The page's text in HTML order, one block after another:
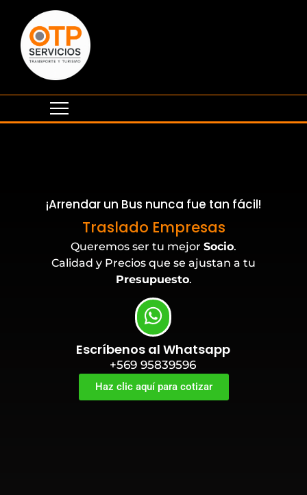
¡Arrendar un Bus nunca fue tan fácil!
Traslado Empresas
Salidas Pedagógicas
Queremos ser tu mejor Socio.
Calidad y Precios que se ajustan a tu
Presupuesto.
Escríbenos al Whatsapp
+569 95839596
Haz clic aquí para cotizar